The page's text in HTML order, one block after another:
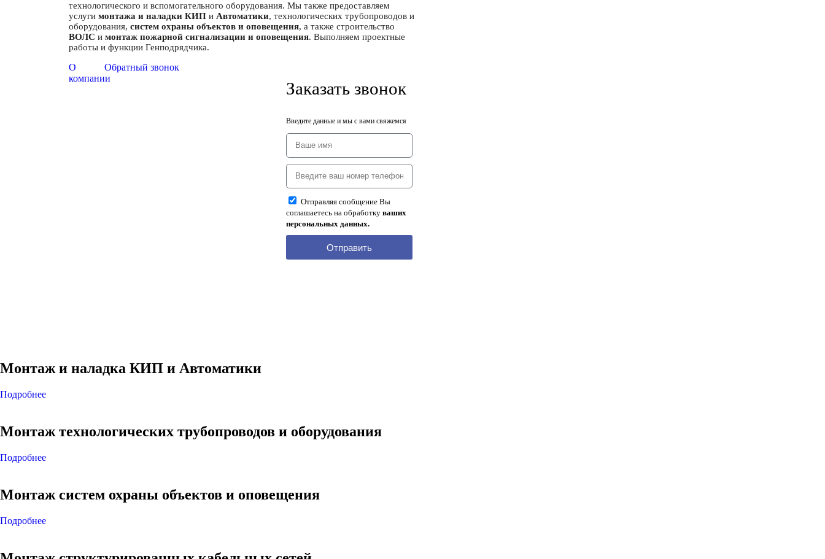
технологического и вспомогательного оборудования. Мы также предоставляем
услуги монтажа и наладки КИП и Автоматики, технологических трубопроводов и
оборудования, систем охраны объектов и оповещения, а также строительство
ВОЛС и монтаж пожарной сигнализации и оповещения. Выполняем проектные
работы и функции Генподрядчика.
О
компании
Обратный звонок
Заказать звонок
Введите данные и мы с вами свяжемся
Отправляя сообщение Вы
соглашаетесь на обработкуваших
персональных данных.
Отправить
Монтаж и наладка КИП и Автоматики
Подробнее
Монтаж технологических трубопроводов и оборудования
Подробнее
Монтаж систем охраны объектов и оповещения
Подробнее